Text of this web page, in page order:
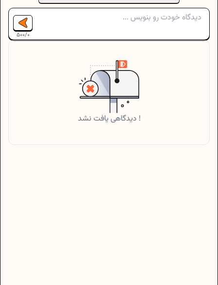
500/0
دیدگاهی یافت نشد !